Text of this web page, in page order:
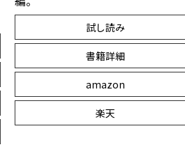
試し読み
書籍詳細
amazon
楽天